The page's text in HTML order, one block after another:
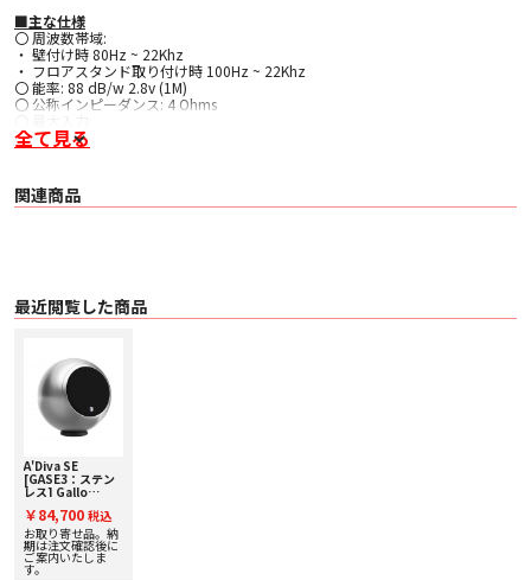
■主な仕様
〇 周波数帯域:
・ 壁付け時 80Hz ~ 22Khz
・ フロアスタンド取り付け時 100Hz ~ 22Khz
〇 能率: 88 dB/w 2.8v (1M)
〇 公称インピーダンス: 4 Ohms
〇 フルレンジ 60 Watts
〇 80-120Hz低域カット時 125 Watts
〇 ドライバ: 3インチ 広拡散フラットダイヤフラム
〇 クロスオーバー なし
全て見る
関連商品
最近閲覧した商品
A'Diva SE
[GASE3：ステン
レス] Gallo
ロアコースティッ
クス] 単品スピー
カー
￥84,700 税込
お取り寄せ品。納
期は注文確認後に
ご案内いたしま
す。